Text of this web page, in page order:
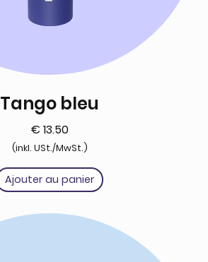
Tango bleu
€ 13.50
(inkl. USt./MwSt.)
Ajouter au panier